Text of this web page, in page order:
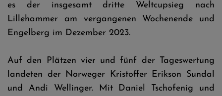
es der insgesamt dritte Weltcupsieg nach
Lillehammer am vergangenen Wochenende und
Engelberg im Dezember 2023.
Auf den Plätzen vier und fünf der Tageswertung
landeten der Norweger Kristoffer Erikson Sundal
und Andi Wellinger. Mit Daniel Tschofenig und